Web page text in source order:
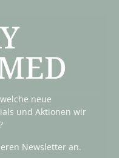
neue
und Aktionen wir
Newsletter an.